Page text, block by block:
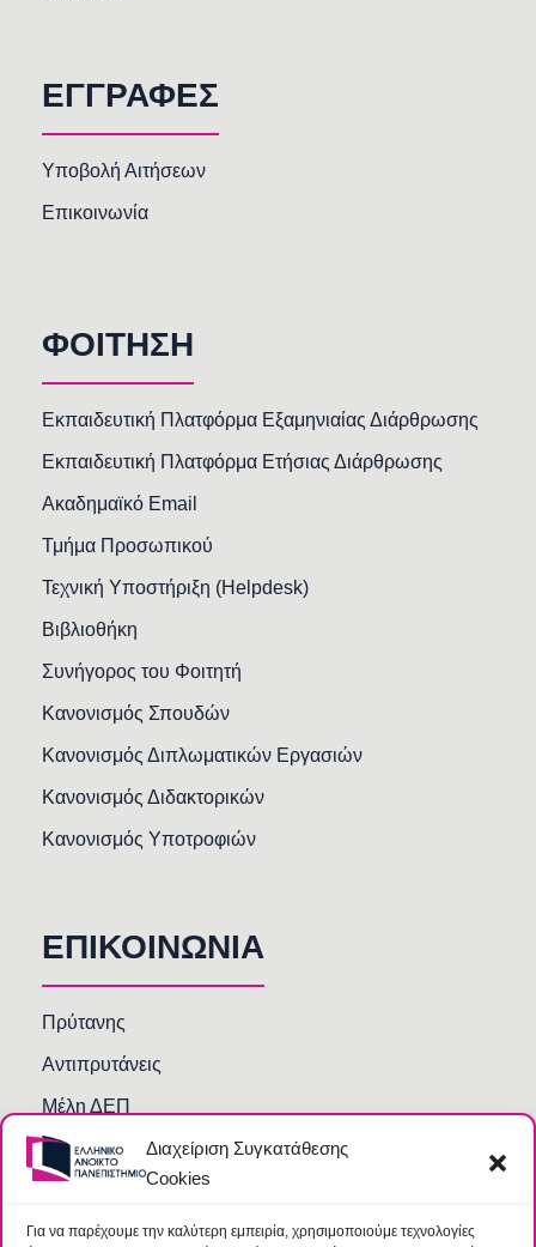
Διαχείριση Συγκατάθεσης
Cookies
Για να παρέχουμε την καλύτερη εμπειρία, χρησιμοποιούμε τεχνολογίες
ΕΓΓΡΑΦΕΣ
Υποβολή Αιτήσεων
Επικοινωνία
ΦΟΙΤΗΣΗ
Εκπαιδευτική Πλατφόρμα Εξαμηνιαίας Διάρθρωσης
Εκπαιδευτική Πλατφόρμα Ετήσιας Διάρθρωσης
Ακαδημαϊκό Email
Τμήμα Προσωπικού
Τεχνική Υποστήριξη (Helpdesk)
Βιβλιοθήκη
Συνήγορος του Φοιτητή
Κανονισμός Σπουδών
Κανονισμός Διπλωματικών Εργασιών
Κανονισμός Διδακτορικών
Κανονισμός Υποτροφιών
ΕΠΙΚΟΙΝΩΝΙΑ
Πρύτανης
Αντιπρυτάνεις
Μέλη ΔΕΠ
Τμήματα και Υπηρεσίες
Γραμματείες Κοσμητειών Σχολών
Βιβλιοθήκη